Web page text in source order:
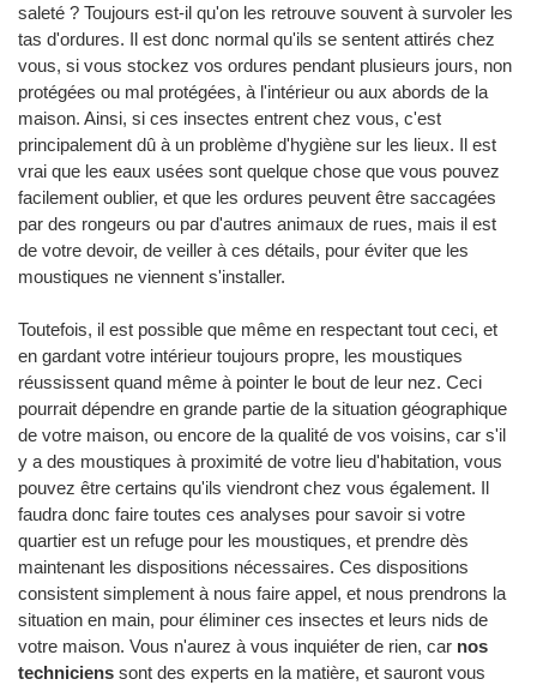
saleté ? Toujours est-il qu'on les retrouve souvent à survoler les
tas d'ordures. Il est donc normal qu'ils se sentent attirés chez
vous, si vous stockez vos ordures pendant plusieurs jours, non
protégées ou mal protégées, à l'intérieur ou aux abords de la
maison. Ainsi, si ces insectes entrent chez vous, c'est
principalement dû à un problème d'hygiène sur les lieux. Il est
vrai que les eaux usées sont quelque chose que vous pouvez
facilement oublier, et que les ordures peuvent être saccagées
par des rongeurs ou par d'autres animaux de rues, mais il est
de votre devoir, de veiller à ces détails, pour éviter que les
moustiques ne viennent s'installer.
Toutefois, il est possible que même en respectant tout ceci, et
en gardant votre intérieur toujours propre, les moustiques
réussissent quand même à pointer le bout de leur nez. Ceci
pourrait dépendre en grande partie de la situation géographique
de votre maison, ou encore de la qualité de vos voisins, car s'il
y a des moustiques à proximité de votre lieu d'habitation, vous
pouvez être certains qu'ils viendront chez vous également. Il
faudra donc faire toutes ces analyses pour savoir si votre
quartier est un refuge pour les moustiques, et prendre dès
maintenant les dispositions nécessaires. Ces dispositions
consistent simplement à nous faire appel, et nous prendrons la
situation en main, pour éliminer ces insectes et leurs nids de
votre maison. Vous n'aurez à vous inquiéter de rien, car nos
techniciens sont des experts en la matière, et sauront vous